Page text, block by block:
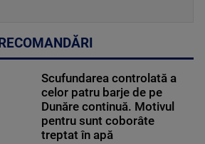
RECOMANDĂRI
Scufundarea controlată a
celor patru barje de pe
Dunăre continuă. Motivul
pentru sunt coborâte
treptat în apă